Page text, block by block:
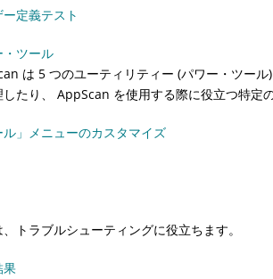
定義テスト
・ツール
は 5 つのユーティリティー (パワー・ツー
したり、AppScan を使用する際に役立つ特定
ル」メニューのカスタマイズ
トラブルシューティングに役立ちます。
果